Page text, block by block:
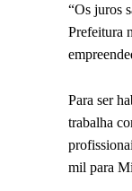
“Os juros
Prefeitura
Para ser
trabalha
mil para